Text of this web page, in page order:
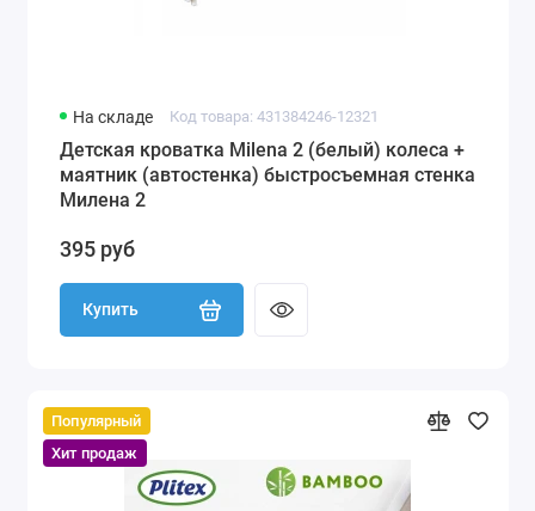
На складе Код товара: 431384246-12321
Детская кроватка Milena 2 (белый) колеса +
маятник (автостенка) быстросъемная стенка
Милена 2
395 руб
Купить
Популярный
Хит продаж